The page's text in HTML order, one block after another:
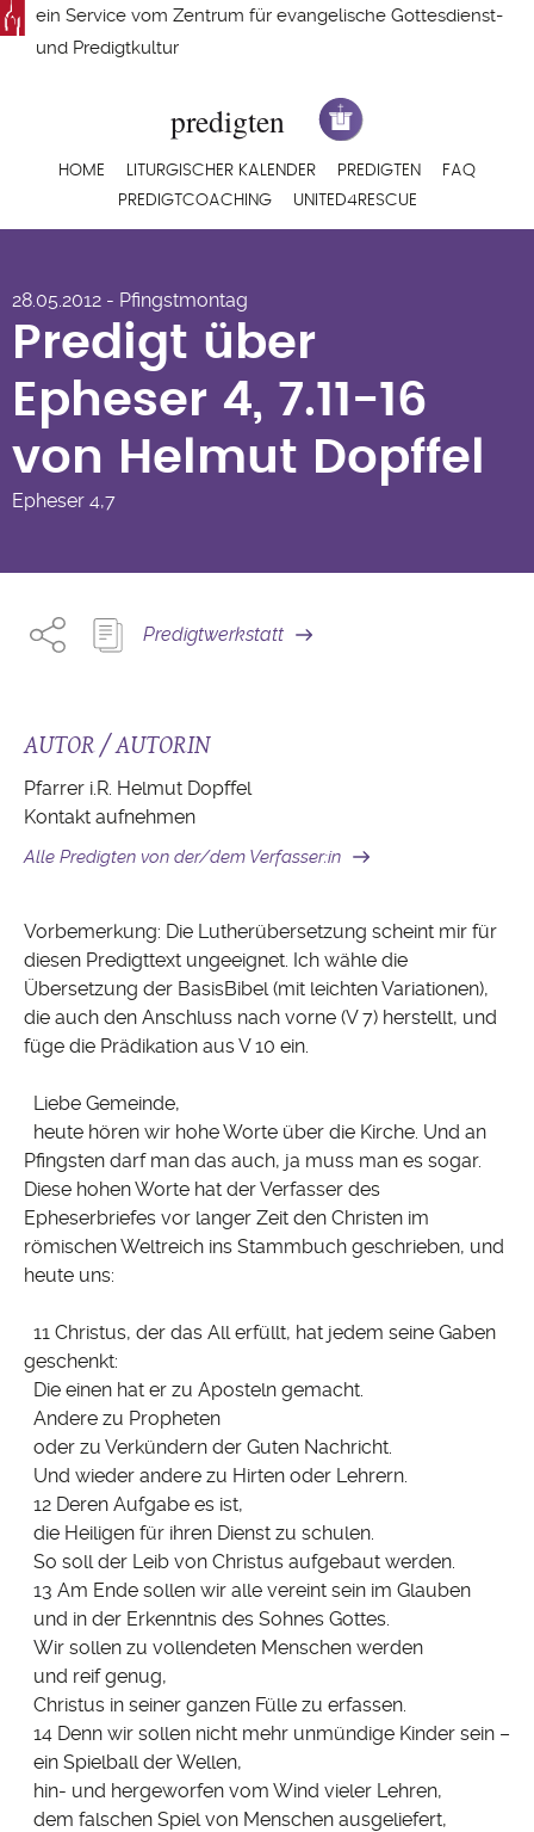
Direkt
zum
ein Service vom Zentrum für evangelische Gottesdienst-
und Predigtkultur
Hauptnavigation
HOME LITURGISCHER KALENDER PREDIGTEN
FAQ
PREDIGTCOACHING
UNITED4RESCUE
4, 7.11-16 von Helmut
Dopffel
28.05.2012 - Pfingstmontag
Predigt über
Epheser 4, 7.11-16
von Helmut Dopffel
Epheser 4,7
Predigtwerkstatt
AUTOR / AUTORIN
Pfarrer i.R. Helmut Dopffel
Kontakt aufnehmen
Alle Predigten von der/dem Verfasser:in
Vorbemerkung: Die Lutherübersetzung scheint mir für
diesen Predigttext ungeeignet. Ich wähle die
Übersetzung der BasisBibel (mit leichten Variationen),
die auch den Anschluss nach vorne (V 7) herstellt, und
füge die Prädikation aus V 10 ein.
Liebe Gemeinde,
heute hören wir hohe Worte über die Kirche. Und an
Pfingsten darf man das auch, ja muss man es sogar.
Diese hohen Worte hat der Verfasser des
Epheserbriefes vor langer Zeit den Christen im
römischen Weltreich ins Stammbuch geschrieben, und
heute uns:
11 Christus, der das All erfüllt, hat jedem seine Gaben
geschenkt:
Die einen hat er zu Aposteln gemacht.
Andere zu Propheten
oder zu Verkündern der Guten Nachricht.
Und wieder andere zu Hirten oder Lehrern.
12 Deren Aufgabe es ist,
die Heiligen für ihren Dienst zu schulen.
So soll der Leib von Christus aufgebaut werden.
13 Am Ende sollen wir alle vereint sein im Glauben
und in der Erkenntnis des Sohnes Gottes.
Wir sollen zu vollendeten Menschen werden
und reif genug,
Christus in seiner ganzen Fülle zu erfassen.
14 Denn wir sollen nicht mehr unmündige Kinder sein –
ein Spielball der Wellen,
hin- und hergeworfen vom Wind vieler Lehren,
dem falschen Spiel von Menschen ausgeliefert,